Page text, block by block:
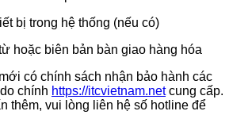
bị trong hệ thống (nếu có)
hoặc biên bản bàn giao hàng hóa
có chính sách nhận bảo hành các
chính https://itcvietnam.netcung cấp.
thêm, vui lòng liên hệ số hotline để